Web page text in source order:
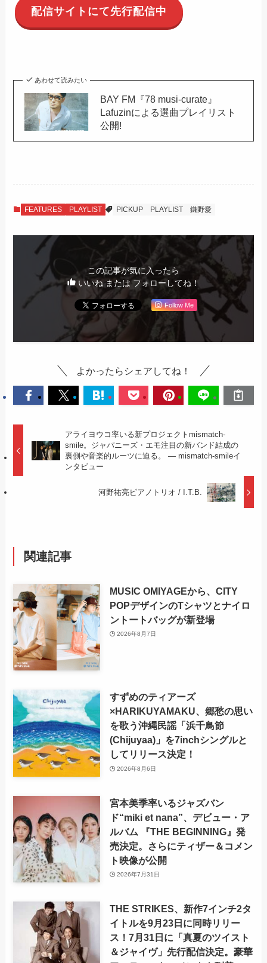
配信サイトにて先行配信中
あわせて読みたい
BAY FM『78 musi-curate』
Lafuzinによる選曲プレイリスト
公開!
FEATURES PLAYLIST PICKUP PLAYLIST 鎌野愛
この記事が気に入ったら
いいね または フォローしてね！
Follow Me
よかったらシェアしてね！
アライヨウコ率いる新プロジェクトmismatch-
smile。ジャパニーズ・エモ注目の新バンド結成の
裏側や音楽的ルーツに迫る。 — mismatch-smileイ
ンタビュー
河野祐亮ピアノトリオ / I.T.B.
関連記事
MUSIC OMIYAGEから、CITY
POPデザインのTシャツとナイロ
ントートバッグが新登場
2026年8月7日
すずめのティアーズ
×HARIKUYAMAKU、郷愁の思い
を歌う沖縄民謡「浜千鳥節
(Chijuyaa)」を7inchシングルと
してリリース決定！
2026年8月6日
宮本美季率いるジャズバン
ド“miki et nana”、デビュー・ア
ルバム 『THE BEGINNING』発
売決定。さらにティザー＆コメン
ト映像が公開
2026年7月31日
THE STRIKES、新作7インチ2タ
イトルを9月23日に同時リリー
ス！7月31日に「真夏のツイスト
＆ジャイヴ」先行配信決定。豪華